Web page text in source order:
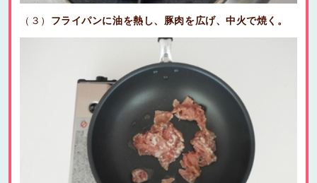
（３） フライパンに油を熱し、豚肉を広げ、中火で焼く。